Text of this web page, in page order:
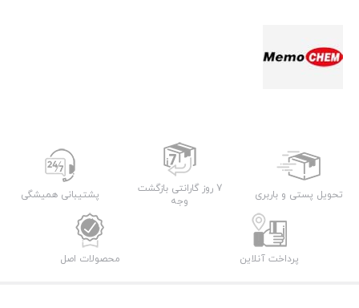
تحویل پستی و باربری
7 روز گارانتی بازگشت
وجه
پشتیبانی همیشگی
پرداخت آنلاین محصولات اصل